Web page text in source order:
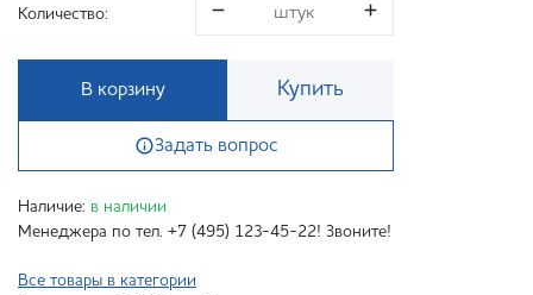
Количество:
В корзину Купить
Задать вопрос
Наличие: в наличии
Менеджера по тел. +7 (495) 123-45-22! Звоните!
Все товары в категории